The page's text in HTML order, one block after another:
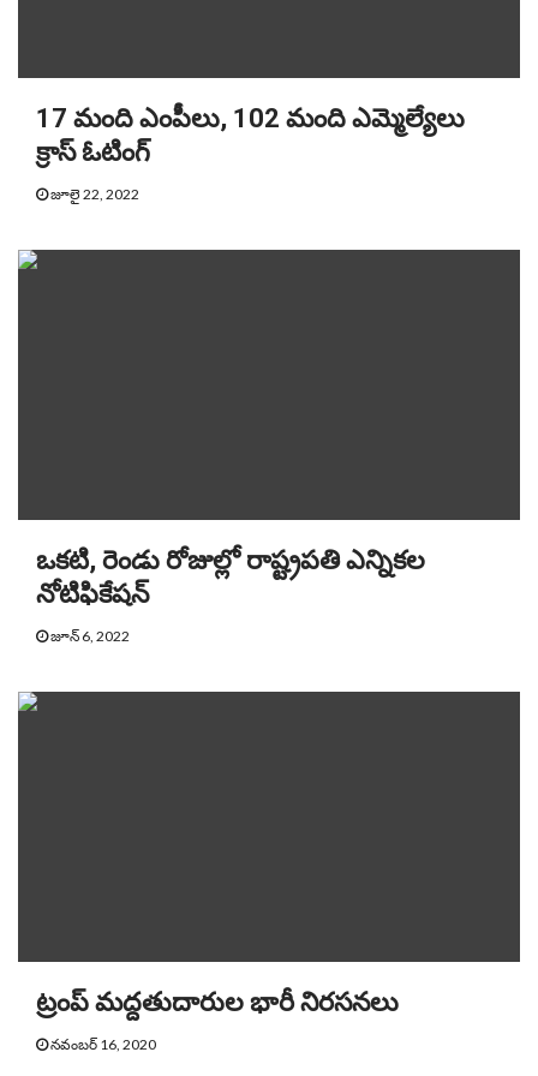
17 మంది ఎంపీలు, 102 మంది ఎమ్మెల్యేలు
క్రాస్‌ ఓటింగ్‌
జూలై 22, 2022
ఒకటి, రెండు రోజుల్లో రాష్ట్రపతి ఎన్నికల
నోటిఫికేషన్
జూన్ 6, 2022
ట్రంప్ మద్దతుదారుల భారీ నిరసనలు
నవంబర్ 16, 2020